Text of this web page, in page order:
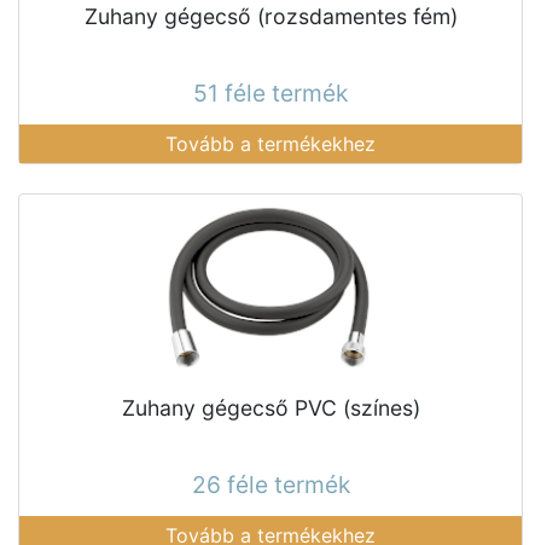
Zuhany gégecső (rozsdamentes fém)
51 féle termék
Tovább a termékekhez
Zuhany gégecső PVC (színes)
26 féle termék
Tovább a termékekhez